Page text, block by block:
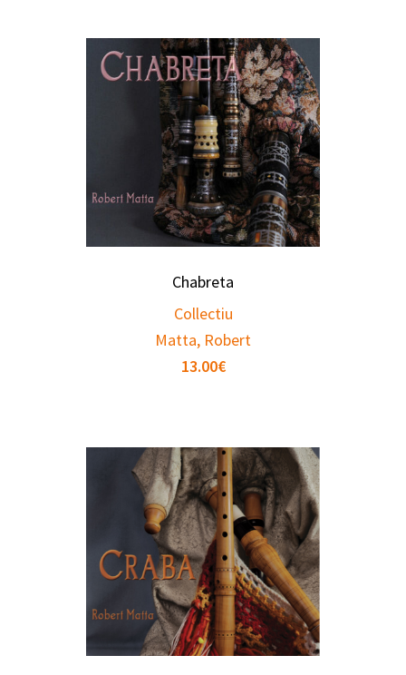
Chabreta
Collectiu
Matta, Robert
13.00€